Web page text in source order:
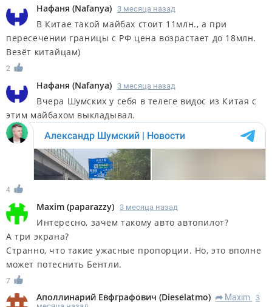
Нафаня (Nafanya) 3 месяца назад
В Китае такой майбах стоит 11млн., а при
пересечении границы с РФ цена возрастает до 18млн.
Везёт китайцам)
2
Нафаня (Nafanya) 3 месяца назад
Вчера Шумских у себя в телеге видос из Китая с
этим майбахом выкладывал.
4
Maxim (paparazzy) 3 месяца назад
Интересно, зачем такому авто автопилот?
А три экрана?
Странно, что такие ужасные пропорции. Но, это вполне
может потеснить Бентли.
7
Аполлинарий Евфграфович (Dieselatmo) R Maxim
3